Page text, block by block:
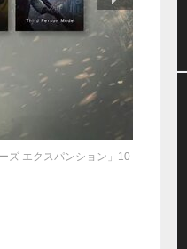
ズ エクスパンション」10